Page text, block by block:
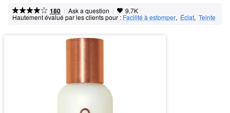
180 | Ask a question | 9.7K
Hautement évalué par les clients pour : Facilité à estomper, Éclat, Teinte